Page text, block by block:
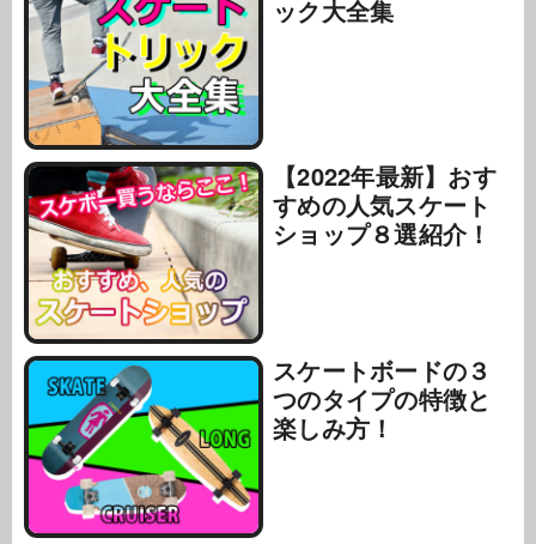
ック大全集
【2022年最新】おす
すめの人気スケート
ショップ８選紹介！
スケートボードの３
つのタイプの特徴と
楽しみ方！